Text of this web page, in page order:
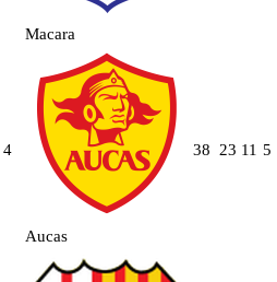
Macara
4
Aucas
38 23 11 5